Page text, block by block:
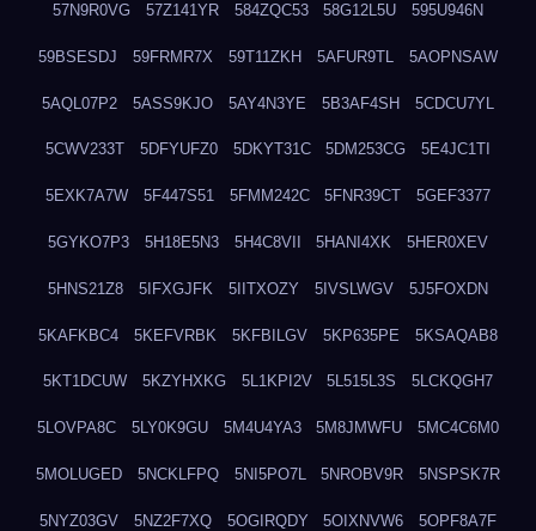
57N9R0VG 57Z141YR 584ZQC53 58G12L5U 595U946N
59BSESDJ 59FRMR7X 59T11ZKH 5AFUR9TL 5AOPNSAW
5AQL07P2 5ASS9KJO 5AY4N3YE 5B3AF4SH 5CDCU7YL
5CWV233T 5DFYUFZ0 5DKYT31C 5DM253CG 5E4JC1TI
5EXK7A7W 5F447S51 5FMM242C 5FNR39CT 5GEF3377
5GYKO7P3 5H18E5N3 5H4C8VII 5HANI4XK 5HER0XEV
5HNS21Z8 5IFXGJFK 5IITXOZY 5IVSLWGV 5J5FOXDN
5KAFKBC4 5KEFVRBK 5KFBILGV 5KP635PE 5KSAQAB8
5KT1DCUW 5KZYHXKG 5L1KPI2V 5L515L3S 5LCKQGH7
5LOVPA8C 5LY0K9GU 5M4U4YA3 5M8JMWFU 5MC4C6M0
5MOLUGED 5NCKLFPQ 5NI5PO7L 5NROBV9R 5NSPSK7R
5NYZ03GV 5NZ2F7XQ 5OGIRQDY 5OIXNVW6 5OPF8A7F